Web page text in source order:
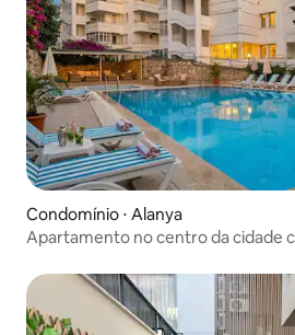
Condomínio ⋅ Alanya
Apartamento no centro da cidade